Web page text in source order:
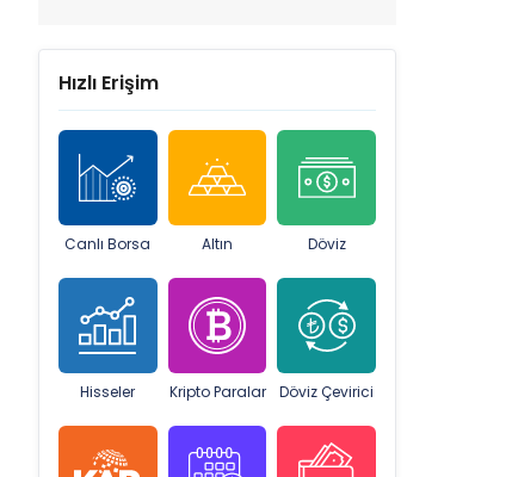
Hızlı Erişim
Canlı Borsa Altın Döviz
Hisseler Kripto Paralar Döviz Çevirici